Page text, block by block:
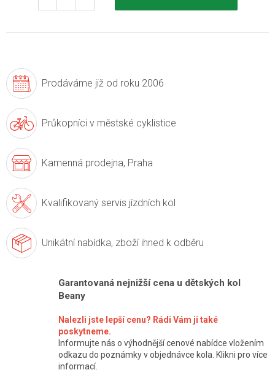
Prodáváme již od roku 2006
Průkopníci v městské cyklistice
Kamenná prodejna, Praha
Kvalifikovaný servis jízdních kol
Unikátní nabídka, zboží ihned k odběru
Garantovaná nejnižší cena u dětských kol
Beany
Nalezli jste lepší cenu? Rádi Vám ji také
poskytneme.
Informujte nás o výhodnější cenové nabídce vložením
odkazu do poznámky v objednávce kola. Klikni pro více
informací.